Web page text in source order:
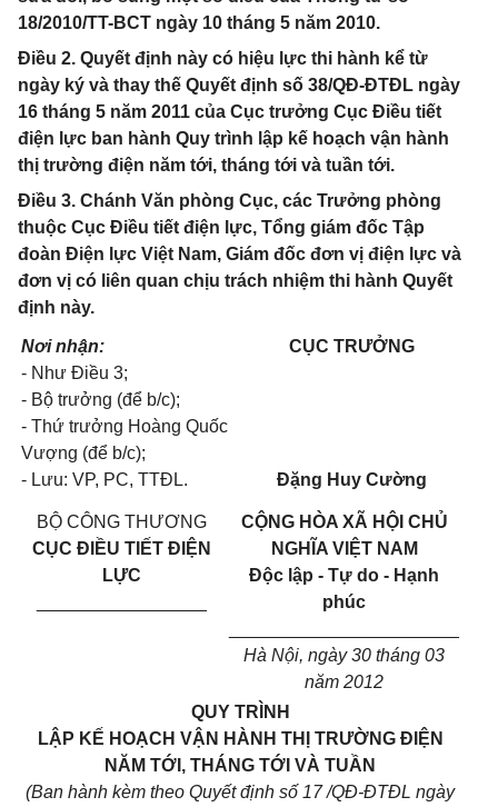
18/2010/TT-BCT ngày 10 tháng 5 năm 2010.
Điều 2. Quyết định này có hiệu lực thi hành kể từ
ngày ký và thay thế Quyết định số 38/QĐ-ĐTĐL ngày
16 tháng 5 năm 2011 của Cục trưởng Cục Điều tiết
điện lực ban hành Quy trình lập kế hoạch vận hành
thị trường điện năm tới, tháng tới và tuần tới.
Điều 3. Chánh Văn phòng Cục, các Trưởng phòng
thuộc Cục Điều tiết điện lực, Tổng giám đốc Tập
đoàn Điện lực Việt Nam, Giám đốc đơn vị điện lực và
đơn vị có liên quan chịu trách nhiệm thi hành Quyết
định này.
Nơi nhận:
- Như Điều 3;
- Bộ trưởng (để b/c);
- Thứ trưởng Hoàng Quốc
Vượng (để b/c);
- Lưu: VP, PC, TTĐL.
CỤC TRƯỞNG
Đặng Huy Cường
BỘ CÔNG THƯƠNG
CỤC ĐIỀU TIẾT ĐIỆN
LỰC
CỘNG HÒA XÃ HỘI CHỦ
NGHĨA VIỆT NAM
Độc lập - Tự do - Hạnh
phúc
Hà Nội, ngày 30 tháng 03
năm 2012
QUY TRÌNH
LẬP KẾ HOẠCH VẬN HÀNH THỊ TRƯỜNG ĐIỆN
NĂM TỚI, THÁNG TỚI VÀ TUẦN
(Ban hành kèm theo Quyết định số 17 /QĐ-ĐTĐL ngày